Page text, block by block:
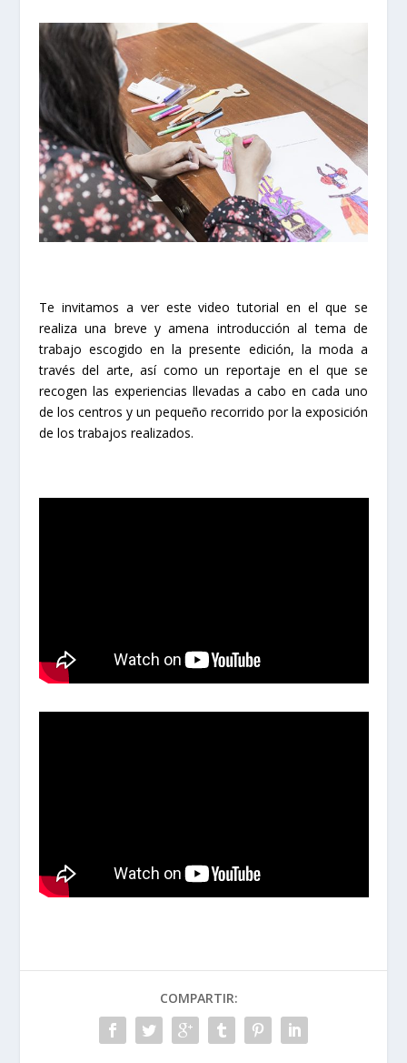
Te invitamos a ver este video tutorial en el que se
realiza una breve y amena introducción al tema de
trabajo escogido en la presente edición, la moda a
través del arte, así como un reportaje en el que se
recogen las experiencias llevadas a cabo en cada uno
de los centros y un pequeño recorrido por la exposición
de los trabajos realizados.
COMPARTIR: